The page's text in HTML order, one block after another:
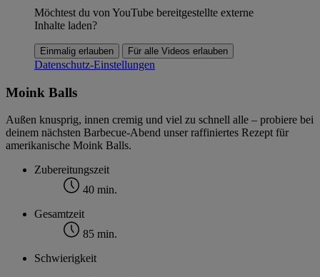
Möchtest du von YouTube bereitgestellte externe
Inhalte laden?
Einmalig erlauben Für alle Videos erlauben
Datenschutz-Einstellungen
Moink Balls
Außen knusprig, innen cremig und viel zu schnell alle – probiere bei
deinem nächsten Barbecue-Abend unser raffiniertes Rezept für
amerikanische Moink Balls.
Zubereitungszeit
40 min.
Gesamtzeit
85 min.
Schwierigkeit